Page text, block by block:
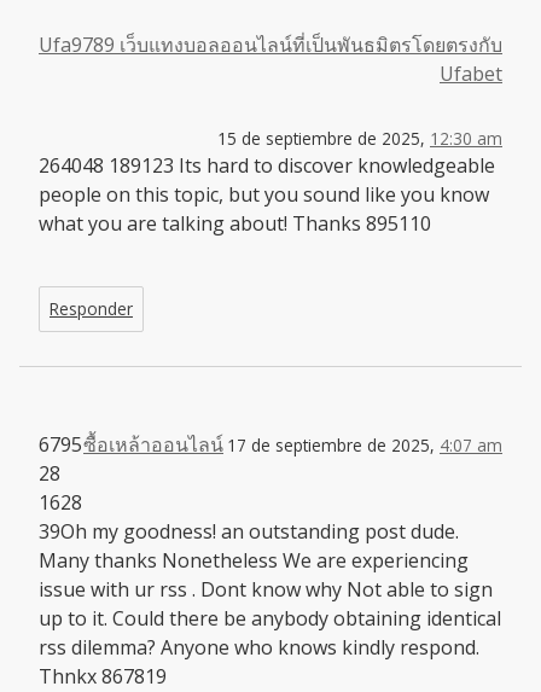
Ufa9789 เว็บแทงบอลออนไลน์ที่เป็นพันธมิตรโดยตรงกับ
Ufabet
15 de septiembre de 2025, 12:30 am
264048 189123 Its hard to discover knowledgeable
people on this topic, but you sound like you know
what you are talking about! Thanks 895110
Responder
ซื้อเหล้าออนไลน์ 17 de septiembre de 2025, 4:07 am
6795
28
1628
39Oh my goodness! an outstanding post dude.
Many thanks Nonetheless We are experiencing
issue with ur rss . Dont know why Not able to sign
up to it. Could there be anybody obtaining identical
rss dilemma? Anyone who knows kindly respond.
Thnkx 867819